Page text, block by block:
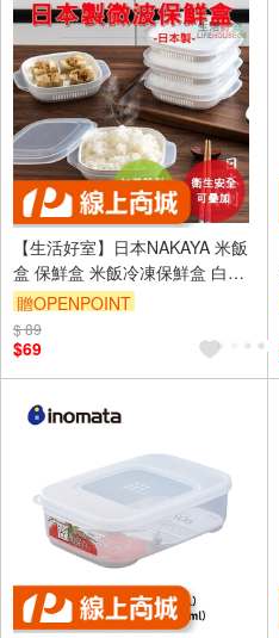
【生活好室】日本NAKAYA 米飯
盒 保鮮盒 米飯冷凍保鮮盒 白飯
收納盒 白飯盒 便當盒 保鮮盒 飯
盒 餐盒 廚房收納
贈OPENPOINT
訂單滿999享9折
$ 89
$69